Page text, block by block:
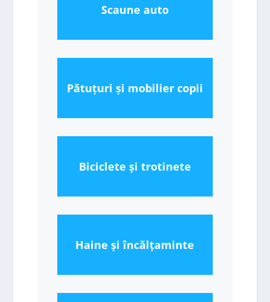
Scaune auto
Pătuțuri și mobilier copii
Biciclete și trotinete
Haine și încălțaminte